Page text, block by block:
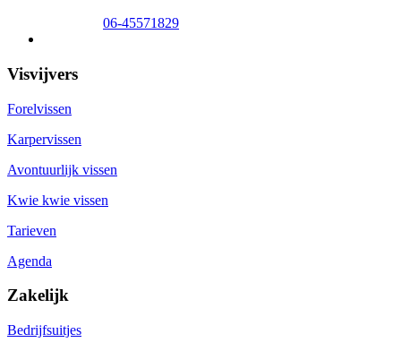
06-45571829
Visvijvers
Forelvissen
Karpervissen
Avontuurlijk vissen
Kwie kwie vissen
Tarieven
Agenda
Zakelijk
Bedrijfsuitjes